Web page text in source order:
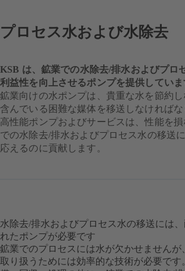
プロセス水および水除去
KSB は、鉱業での水除去/排水およびプロ
利益性を向上させるポンプを提供していま
鉱業向けの水ポンプは、貴重な水を節約
含んでいる困難な媒体を移送しなければ
高性能ポンプおよびサービスは、性能を
での水除去/排水およびプロセス水の移送
応えるのに貢献します。
水除去/排水およびプロセス水の移送には
れたポンプが必要です
鉱業でのプロセスには水が欠かせませんが
取り扱うためには効率的な技術が必要です